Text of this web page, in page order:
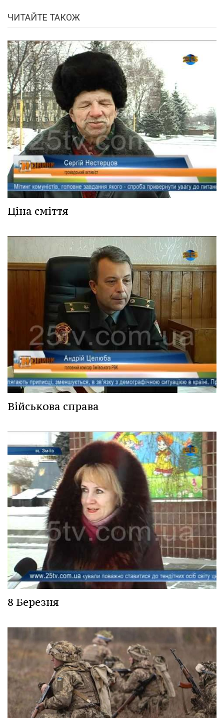
ЧИТАЙТЕ ТАКОЖ
Ціна сміття
Військова справа
8 Березня